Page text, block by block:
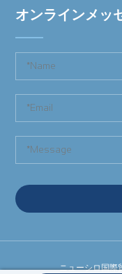
オンラインメッ
ニューシロ国際